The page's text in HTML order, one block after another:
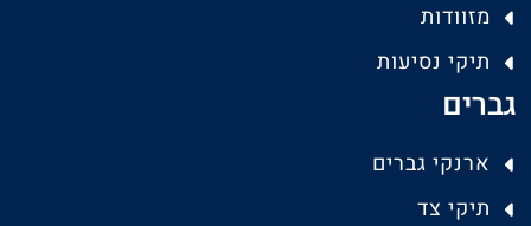
מזוודות
תיקי נסיעות
גברים
ארנקי גברים
תיקי צד